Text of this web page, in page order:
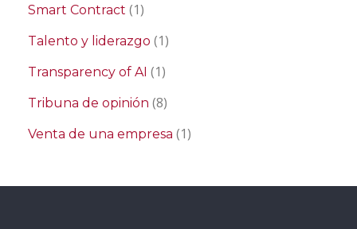
Smart Contract (1)
Talento y liderazgo (1)
Transparency of AI (1)
Tribuna de opinión (8)
Venta de una empresa (1)